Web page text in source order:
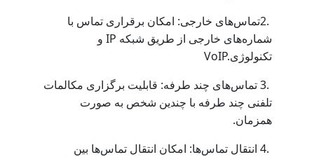
2.تماس‌های خارجی: امکان برقراری تماس با
شماره‌های خارجی از طریق شبکه IP و
تکنولوژیVoIP.
3. تماس‌های چند طرفه: قابلیت برگزاری مکالمات
تلفنی چند طرفه با چندین شخص به صورت
همزمان.
4. انتقال تماس‌ها: امکان انتقال تماس‌ها بین